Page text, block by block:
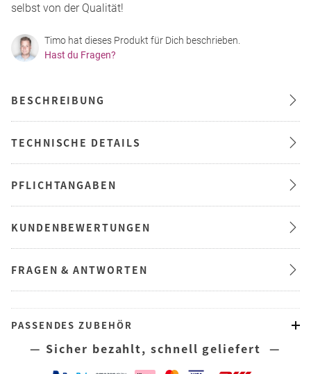
selbst von der Qualität!
Timo hat dieses Produkt für Dich beschrieben.
Hast du Fragen?
BESCHREIBUNG
TECHNISCHE DETAILS
PFLICHTANGABEN
KUNDENBEWERTUNGEN
FRAGEN & ANTWORTEN
PASSENDES ZUBEHÖR
— Sicher bezahlt, schnell geliefert —